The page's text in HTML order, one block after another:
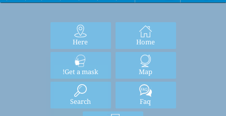
Home
Here
Map
Get a mask!
Faq
Search